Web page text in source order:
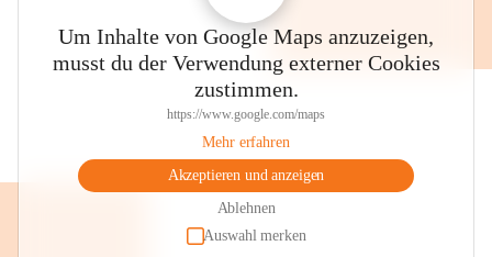
Um Inhalte von Google Maps anzuzeigen,
musst du der Verwendung externer Cookies
zustimmen.
https://www.google.com/maps
Mehr erfahren
Akzeptieren und anzeigen
Ablehnen
Auswahl merken